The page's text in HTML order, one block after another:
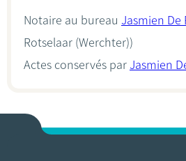
Notaire au bureau Jasmien De
Rotselaar (Werchter))
Actes conservés par Jasmien